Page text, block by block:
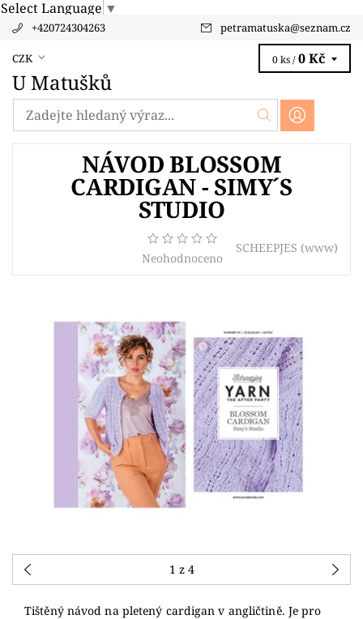
Select Language ▼
+420724304263 petramatuska@seznam.cz
CZK
U Matušků
0 ks / 0 Kč
NÁVOD BLOSSOM
CARDIGAN - SIMY´S
STUDIO
Neohodnoceno
SCHEEPJES (www)
1 z 4
Tištěný návod na pletený cardigan v angličtině. Je pro